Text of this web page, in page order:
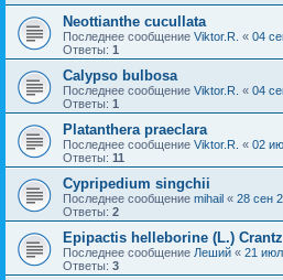
Neottianthe cucullata
Последнее сообщение Viktor.R. « 04
Ответы: 1
Calypso bulbosa
Последнее сообщение Viktor.R. « 04
Ответы: 1
Platanthera praeclara
Последнее сообщение Viktor.R. « 02
Ответы: 11
Cypripedium singchii
Последнее сообщение mihail « 28 сен
Ответы: 2
Epipactis helleborine (L.) Crantz
Последнее сообщение Леший « 21
Ответы: 3